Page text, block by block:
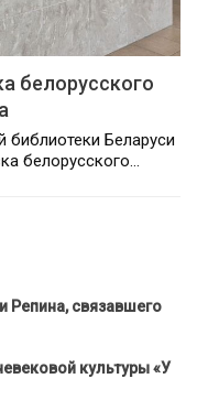
белорусского
библиотеки Беларуси
белорусского…
Репина, связавшего
культуры «У